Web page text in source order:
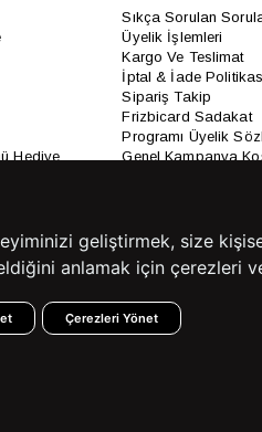
Hediye
Sıkça Sorulan
Üyelik İşlemleri
Kargo Ve Teslimat
İptal & İade
Sipariş Takip
Frizbicard Sadakat
Programı Üyelik
Genel Kampanya
geliştirmek, size
anlamak için çerezleri
Çerezleri Yönet